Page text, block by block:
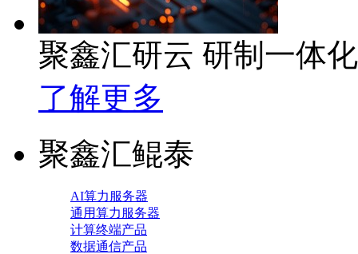
聚鑫汇研云 研制一体
了解更多
聚鑫汇鲲泰
AI算力服务器
通用算力服务器
计算终端产品
数据通信产品